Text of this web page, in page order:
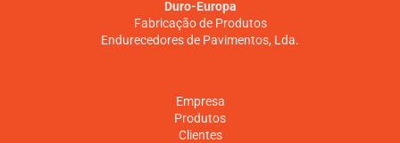
Duro-Europa
Fabricação de Produtos
Endurecedores de Pavimentos, Lda.
Empresa
Produtos
Clientes